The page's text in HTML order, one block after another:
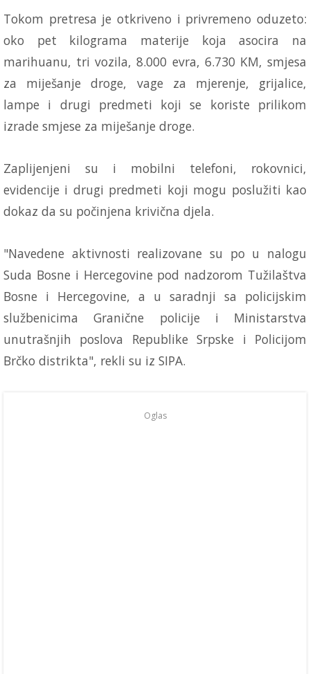
Tokom pretresa je otkriveno i privremeno oduzeto:
oko pet kilograma materije koja asocira na
marihuanu, tri vozila, 8.000 evra, 6.730 KM, smjesa
za miješanje droge, vage za mjerenje, grijalice,
lampe i drugi predmeti koji se koriste prilikom
izrade smjese za miješanje droge.
Zaplijenjeni su i mobilni telefoni, rokovnici,
evidencije i drugi predmeti koji mogu poslužiti kao
dokaz da su počinjena krivična djela.
"Navedene aktivnosti realizovane su po u nalogu
Suda Bosne i Hercegovine pod nadzorom Tužilaštva
Bosne i Hercegovine, a u saradnji sa policijskim
službenicima Granične policije i Ministarstva
unutrašnjih poslova Republike Srpske i Policijom
Brčko distrikta", rekli su iz SIPA.
Oglas